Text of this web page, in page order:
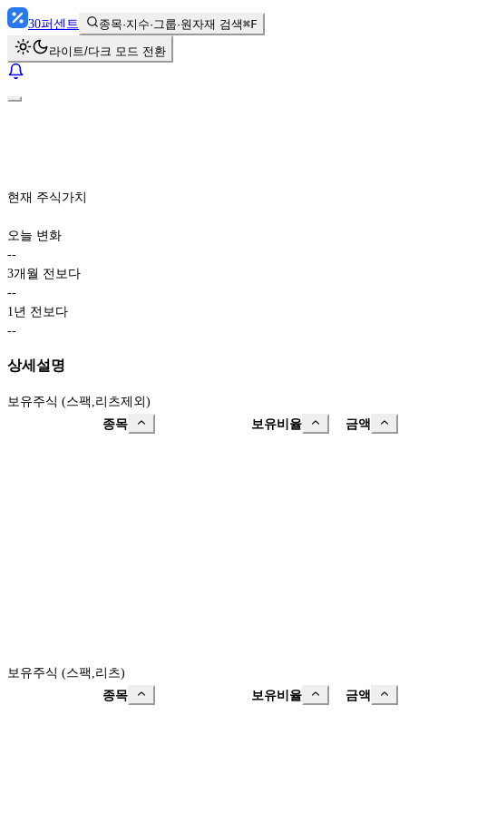
30퍼센트 종목·지수·그룹·원자재 검색⌘F
라이트/다크 모드 전환
현재 주식가치
오늘 변화
--
3개월 전보다
--
1년 전보다
--
상세설명
보유주식 (스팩,리츠제외)
종목
보유비율 금액
보유주식 (스팩,리츠)
종목
보유비율 금액